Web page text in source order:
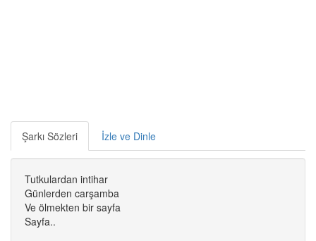
Şarkı Sözleri İzle ve Dinle
Tutkulardan intihar
Günlerden carşamba
Ve ölmekten bir sayfa
Sayfa..